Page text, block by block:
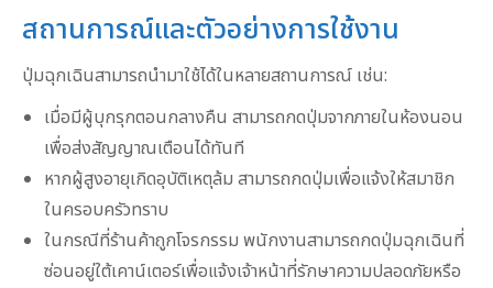
สถานการณ์และตัวอย่างการใช้งาน
ปุ่มฉุกเฉินสามารถนำมาใช้ได้ในหลายสถานการณ์ เช่น:
เมื่อมีผู้บุกรุกตอนกลางคืน สามารถกดปุ่มจากภายในห้องนอน
เพื่อส่งสัญญาณเตือนได้ทันที
หากผู้สูงอายุเกิดอุบัติเหตุล้ม สามารถกดปุ่มเพื่อแจ้งให้สมาชิก
ในครอบครัวทราบ
ในกรณีที่ร้านค้าถูกโจรกรรม พนักงานสามารถกดปุ่มฉุกเฉินที่
ซ่อนอยู่ใต้เคาน์เตอร์เพื่อแจ้งเจ้าหน้าที่รักษาความปลอดภัยหรือ